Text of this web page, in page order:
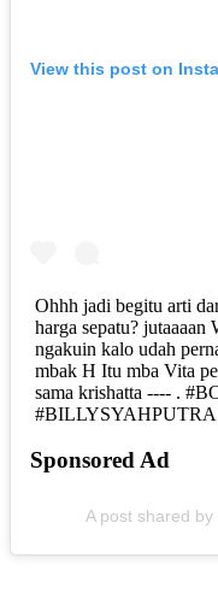
View this post on
Ohhh jadi begitu arti
harga sepatu?
ngakuin kalo udah
mbak H Itu mba Vita
sama krishatta ---- .
#BILLYSYAHPUTRA
Sponsored Ad
A post shared